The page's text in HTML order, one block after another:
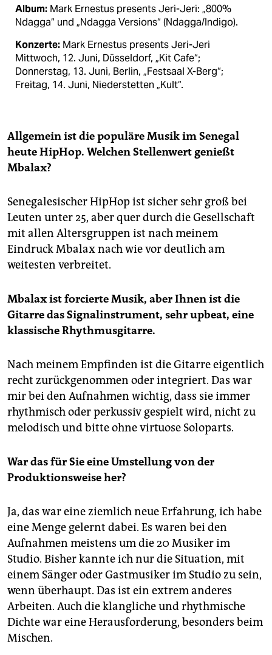
Album: Mark Ernestus presents Jeri-Jeri: „800%
Ndagga“ und „Ndagga Versions“ (Ndagga/Indigo).
Konzerte: Mark Ernestus presents Jeri-Jeri
Mittwoch, 12. Juni, Düsseldorf, „Kit Cafe“;
Donnerstag, 13. Juni, Berlin, „Festsaal X-Berg“;
Freitag, 14. Juni, Niederstetten „Kult“.
Allgemein ist die populäre Musik im Senegal
heute HipHop. Welchen Stellenwert genießt
Mbalax?
Senegalesischer HipHop ist sicher sehr groß bei
Leuten unter 25, aber quer durch die Gesellschaft
mit allen Altersgruppen ist nach meinem
Eindruck Mbalax nach wie vor deutlich am
weitesten verbreitet.
Mbalax ist forcierte Musik, aber Ihnen ist die
Gitarre das Signalinstrument, sehr upbeat, eine
klassische Rhythmusgitarre.
Nach meinem Empfinden ist die Gitarre eigentlich
recht zurückgenommen oder integriert. Das war
mir bei den Aufnahmen wichtig, dass sie immer
rhythmisch oder perkussiv gespielt wird, nicht zu
melodisch und bitte ohne virtuose Soloparts.
War das für Sie eine Umstellung von der
Produktionsweise her?
Ja, das war eine ziemlich neue Erfahrung, ich habe
eine Menge gelernt dabei. Es waren bei den
Aufnahmen meistens um die 20 Musiker im
Studio. Bisher kannte ich nur die Situation, mit
einem Sänger oder Gastmusiker im Studio zu sein,
wenn überhaupt. Das ist ein extrem anderes
Arbeiten. Auch die klangliche und rhythmische
Dichte war eine Herausforderung, besonders beim
Mischen.